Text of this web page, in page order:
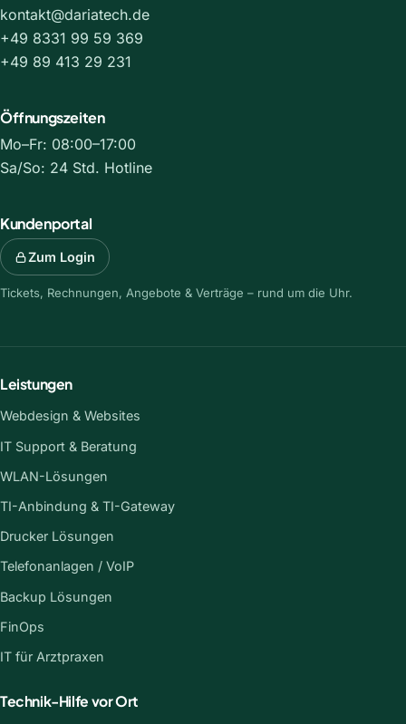
kontakt@dariatech.de
+49 8331 99 59 369
+49 89 413 29 231
Öffnungszeiten
Mo–Fr: 08:00–17:00
Sa/So: 24 Std. Hotline
Kundenportal
Zum Login
Tickets, Rechnungen, Angebote & Verträge – rund um die Uhr.
Leistungen
Webdesign & Websites
IT Support & Beratung
WLAN-Lösungen
TI-Anbindung & TI-Gateway
Drucker Lösungen
Telefonanlagen / VoIP
Backup Lösungen
FinOps
IT für Arztpraxen
Technik-Hilfe vor Ort